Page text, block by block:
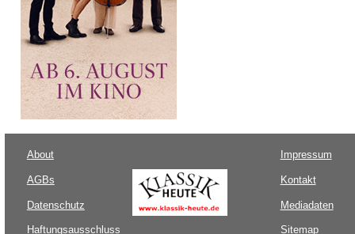
About
AGBs
Datenschutz
Haftungsausschluss
Impressum
Kontakt
Mediadaten
Sitemap